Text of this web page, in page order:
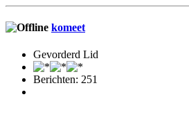
komeet
Gevorderd Lid
Berichten: 251